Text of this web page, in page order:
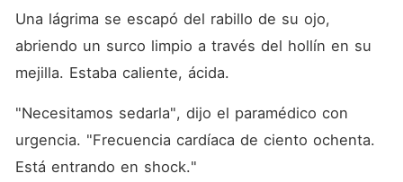
Una lágrima se escapó del rabillo de su ojo,
abriendo un surco limpio a través del hollín en su
mejilla. Estaba caliente, ácida.
"Necesitamos sedarla", dijo el paramédico con
urgencia. "Frecuencia cardíaca de ciento ochenta.
Está entrando en shock."